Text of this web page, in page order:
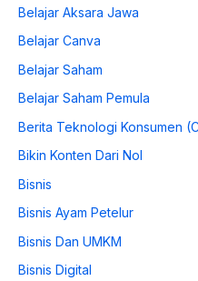
Belajar Aksara Jawa
Belajar Canva
Belajar Saham
Belajar Saham Pemula
Berita Teknologi Konsumen
Bikin Konten Dari Nol
Bisnis
Bisnis Ayam Petelur
Bisnis Dan UMKM
Bisnis Digital